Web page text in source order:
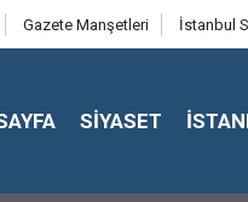
Gazete Manşetleri İstanbul
SİYASET